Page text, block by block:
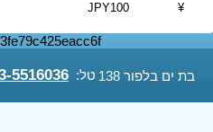
בת ים בלפור 138 טל: 5516036
¥
JPY100